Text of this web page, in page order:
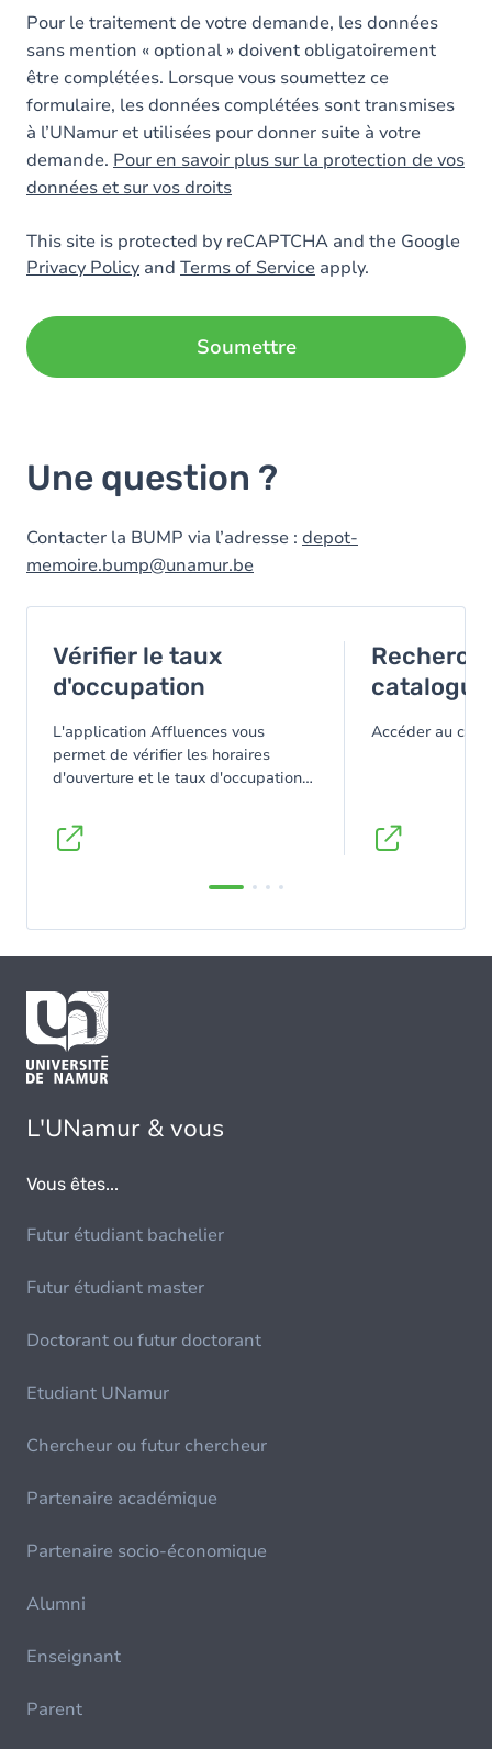
Pour le traitement de votre demande, les données
sans mention « optional » doivent obligatoirement
être complétées. Lorsque vous soumettez ce
formulaire, les données complétées sont transmises
à l’UNamur et utilisées pour donner suite à votre
demande. Pour en savoir plus sur la protection de vos
données et sur vos droits
This site is protected by reCAPTCHA and the Google
Privacy Policy and Terms of Service apply.
Une question ?
Contacter la BUMP via l’adresse : depot-
memoire.bump@unamur.be
Vérifier le taux
d'occupation
L'application Affluences vous
permet de vérifier les horaires
d'ouverture et le taux d'occupation
catalogue
Accéder au
L'UNamur & vous
Vous êtes...
Futur étudiant bachelier
Futur étudiant master
Doctorant ou futur doctorant
Etudiant UNamur
Chercheur ou futur chercheur
Partenaire académique
Partenaire socio-économique
Alumni
Enseignant
Parent